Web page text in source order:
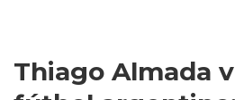
Thiago Almada